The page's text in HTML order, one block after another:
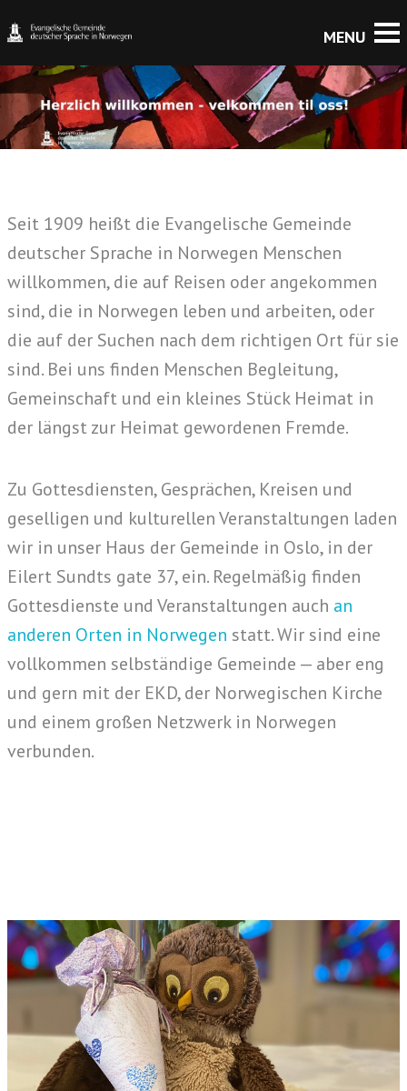
Seit 1909 heißt die Evangelische Gemeinde
deutscher Sprache in Norwegen Menschen
willkommen, die auf Reisen oder angekommen
sind, die in Norwegen leben und arbeiten, oder
die auf der Suchen nach dem richtigen Ort für sie
sind. Bei uns finden Menschen Begleitung,
Gemeinschaft und ein kleines Stück Heimat in
der längst zur Heimat gewordenen Fremde.
Zu Gottesdiensten, Gesprächen, Kreisen und
geselligen und kulturellen Veranstaltungen laden
wir in unser Haus der Gemeinde in Oslo, in der
Eilert Sundts gate 37, ein. Regelmäßig finden
Gottesdienste und Veranstaltungen auch an
anderen Orten in Norwegen statt. Wir sind eine
vollkommen selbständige Gemeinde — aber eng
und gern mit der EKD, der Norwegischen Kirche
und einem großen Netzwerk in Norwegen
verbunden.